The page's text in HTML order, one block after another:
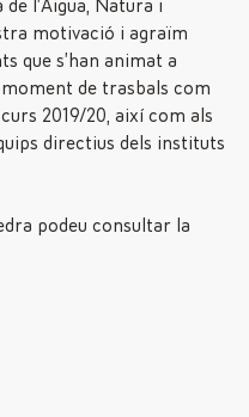
l’Aigua, Natura i
motivació i agraïm
que s’han animat a
de trasbals com
2019/20, així com als
directius dels instituts
podeu consultar la